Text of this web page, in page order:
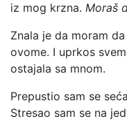
iz mog krzna. Moraš
Znala je da moram
ovome. I uprkos
ostajala sa mnom.
Prepustio sam se
Stresao sam se na